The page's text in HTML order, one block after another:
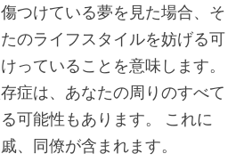
つけている夢を見た場合、そ
のライフスタイルを妨げる可
っていることを意味します。
症は、あなたの周りのすべて
可能性もあります。 これに
、同僚が含まれます。